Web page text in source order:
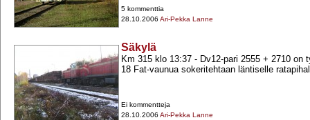
5 kommenttia
28.10.2006 Ari-Pekka Lanne
Säkylä
Km 315 klo 13:37 -​ Dv12-​pari 2555 +​ 2710 on
18 Fat-​vaunua sokeritehtaan läntiselle
Ei kommentteja
28.10.2006 Ari-Pekka Lanne